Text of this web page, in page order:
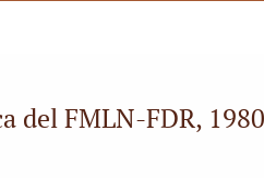
del FMLN-FDR,